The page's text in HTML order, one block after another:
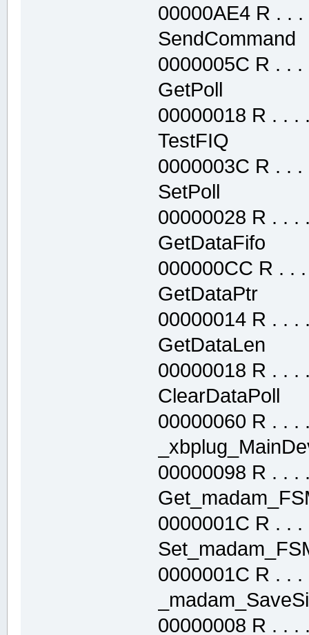
00000AE4 R . . .
0000005C R . . .
GetPoll
00000018 R . . .
TestFIQ
0000003C R . . .
SetPoll
00000028 R . . .
GetDataFifo
000000CC R . .
GetDataPtr
00000014 R . . .
GetDataLen
00000018 R . . .
00000060 R . . .
00000098 R . . .
0000001C R . . .
0000001C R . . .
00000008 R . . .